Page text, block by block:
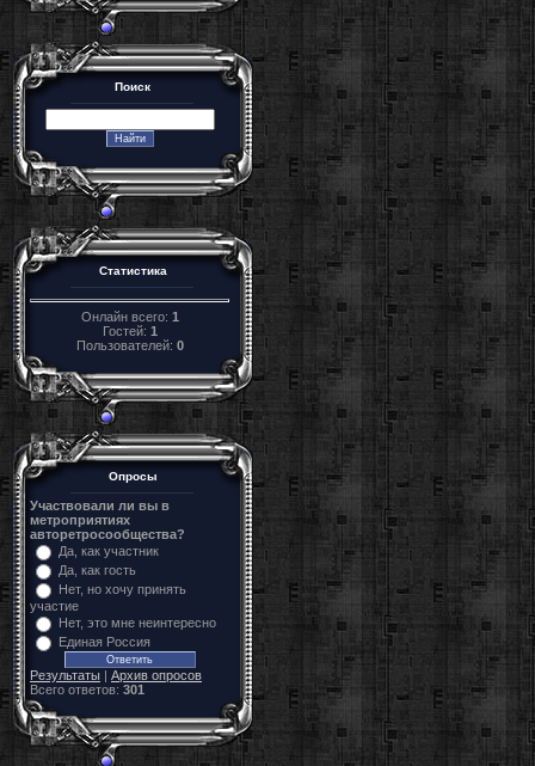
Поиск
Статистика
Онлайн всего: 1
Гостей: 1
Пользователей: 0
Опросы
Участвовали ли вы в
метроприятиях
авторетросообщества?
Да, как участник
Да, как гость
Нет, но хочу принять
участие
Нет, это мне неинтересно
Единая Россия
Результаты | Архив опросов
Всего ответов: 301